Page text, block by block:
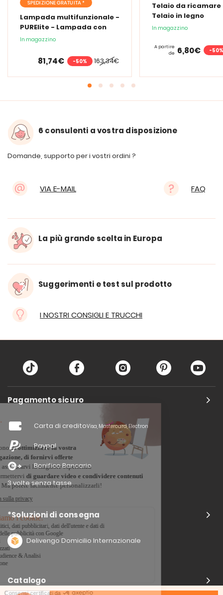
SPEDIZIONE GRATUITA *
Lampada multifunzionale -
PURElite - Lampada con
lente d'ingrandimento
In magazzino
163,34€
81,74€ -50%
Telaio da ricamare
Telaio in legno
In magazzino
A partire
de 6,80€ -50%
6 consulenti a vostra disposizione
Domande, supporto per i vostri ordini ?
VIA E-MAIL FAQ
La più grande scelta in Europa
Suggerimenti e test sul prodotto
I NOSTRI CONSIGLI E TRUCCHI
Pagamento sicuro
Carta di creditoVisa, Mastercard, Electron
Paypal
Bonifico Bancario
3 volte senza tasse
*Soluzioni di consegna
Delivengo Domicilio Internazionale
Catalogo